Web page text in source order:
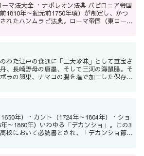
1810年～紀元前1750年頃）が制定し、かつ
れたハンムラビ法典。ローマ帝国（東ローマ
わた江戸の食通に「三大珍味」として重宝さ
、長崎野母の唐墨、そして三河の海鼠腸。そ
ラの卵巣、ナマコの腸を塩で加工した保存食
年）・カント（1724年～1804年）・ショ
～1860年）いわゆる「デカンショ」。この3
校において必読書とされ、「デカンショ節」